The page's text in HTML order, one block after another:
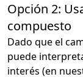
Opción 2:
compuesto
Dado que el
puede
interés (en